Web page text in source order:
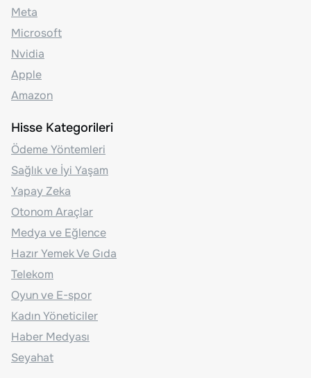
Meta
Microsoft
Nvidia
Apple
Amazon
Hisse Kategorileri
Ödeme Yöntemleri
Sağlık ve İyi Yaşam
Yapay Zeka
Otonom Araçlar
Medya ve Eğlence
Hazır Yemek Ve Gıda
Telekom
Oyun ve E-spor
Kadın Yöneticiler
Haber Medyası
Seyahat